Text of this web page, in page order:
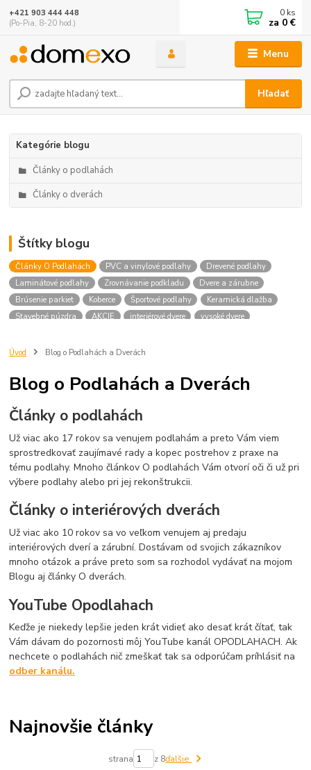
Menu
Hľadať
+421 903 444 448
(Po-Pia, 8-20 hod.)
0 ks
za 0 €
Kategórie blogu
Články o podlahách
Články o dverách
Štítky blogu
Články O Podlahách PVC a vinylové podlahy
Drevené podlahy
Laminátové podlahy
Zrovnávanie podkladu
Dvere a zárubne
Brúsenie parkiet
Koberce Športové podlahy
Keramická dlažba
Stavebné púzdra
AKCIE interiérové dvere
vysoké dvere
dvere na mieru
Úvod Blog o Podlahách a Dverách
Blog o Podlahách a Dverách
Články o podlahách
Už viac ako 17 rokov sa venujem podlahám a preto Vám viem
sprostredkovať zaujímavé rady a kopec postrehov z praxe na
tému podlahy. Mnoho článkov O podlahách Vám otvorí oči či už pri
výbere podlahy alebo pri jej rekonštrukcii.
Články o interiérových dverách
Už viac ako 10 rokov sa vo veľkom venujem aj predaju
interiérových dverí a zárubní. Dostávam od svojich zákazníkov
mnoho otázok a práve preto som sa rozhodol vydávať na mojom
Blogu aj články O dverách.
YouTube Opodlahach
Keďže je niekedy lepšie jeden krát vidieť ako desať krát čítať, tak
Vám dávam do pozornosti môj YouTube kanál OPODLAHACH. Ak
nechcete o podlahách nič zmeškať tak sa odporúčam príhlásiť na
odber kanálu.
Najnovšie články
strana z 8ďalšie